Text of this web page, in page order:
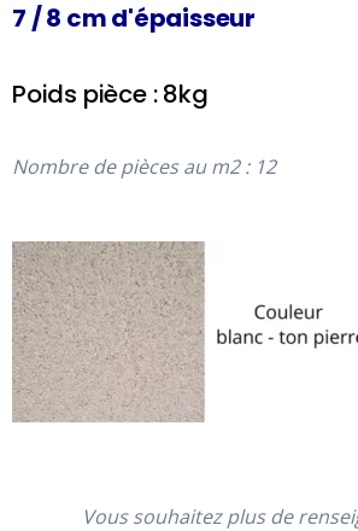
7 / 8 cm d'épaisseur
Poids pièce : 8kg
Nombre de pièces au m2 : 12
Vous souhaitez plus de